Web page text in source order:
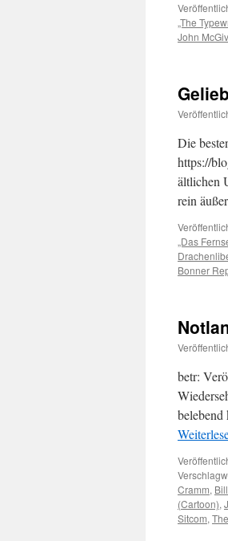
„The
John
Die
https://
ältlichen
rein
„Das
Bonner
betr:
Cramm,
(Cartoon),
Sitcom,